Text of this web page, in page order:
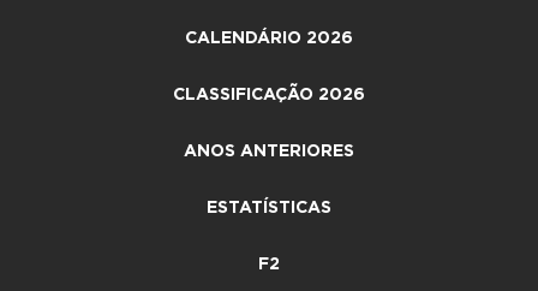
CALENDÁRIO 2026
CLASSIFICAÇÃO 2026
ANOS ANTERIORES
ESTATÍSTICAS
F2